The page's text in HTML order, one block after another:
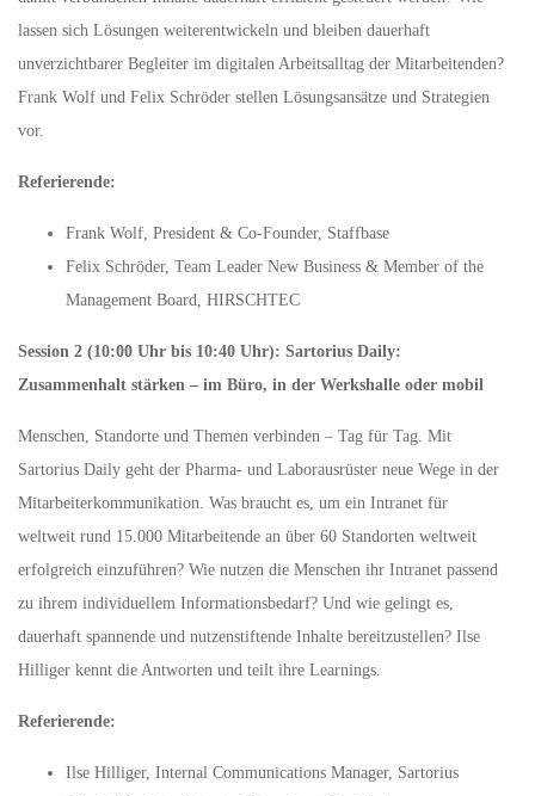
lassen sich Lösungen weiterentwickeln und bleiben dauerhaft
unverzichtbarer Begleiter im digitalen Arbeitsalltag der Mitarbeitenden?
Frank Wolf und Felix Schröder stellen Lösungsansätze und Strategien
vor.
Referierende:
Frank Wolf, President & Co-Founder, Staffbase
Felix Schröder, Team Leader New Business & Member of the
Management Board, HIRSCHTEC
Session 2 (10:00 Uhr bis 10:40 Uhr): Sartorius Daily:
Zusammenhalt stärken – im Büro, in der Werkshalle oder mobil
Menschen, Standorte und Themen verbinden – Tag für Tag. Mit
Sartorius Daily geht der Pharma- und Laborausrüster neue Wege in der
Mitarbeiterkommunikation. Was braucht es, um ein Intranet für
weltweit rund 15.000 Mitarbeitende an über 60 Standorten weltweit
erfolgreich einzuführen? Wie nutzen die Menschen ihr Intranet passend
zu ihrem individuellem Informationsbedarf? Und wie gelingt es,
dauerhaft spannende und nutzenstiftende Inhalte bereitzustellen? Ilse
Hilliger kennt die Antworten und teilt ihre Learnings.
Referierende:
Ilse Hilliger, Internal Communications Manager, Sartorius